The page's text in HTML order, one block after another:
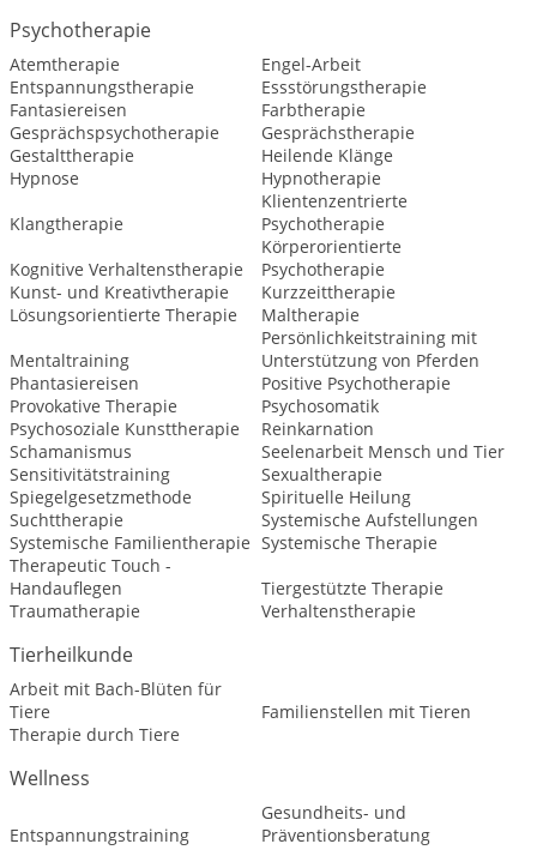
Psychotherapie
Atemtherapie
Engel-Arbeit
Entspannungstherapie
Essstörungstherapie
Fantasiereisen
Farbtherapie
Gesprächspsychotherapie
Gesprächstherapie
Gestalttherapie
Heilende Klänge
Hypnose
Hypnotherapie
Klangtherapie
Klientenzentrierte
Psychotherapie
Kognitive Verhaltenstherapie
Körperorientierte
Psychotherapie
Kunst- und Kreativtherapie
Kurzzeittherapie
Lösungsorientierte Therapie
Maltherapie
Mentaltraining
Persönlichkeitstraining mit
Unterstützung von Pferden
Phantasiereisen
Positive Psychotherapie
Provokative Therapie
Psychosomatik
Psychosoziale Kunsttherapie
Reinkarnation
Schamanismus
Seelenarbeit Mensch und Tier
Sensitivitätstraining
Sexualtherapie
Spiegelgesetzmethode
Spirituelle Heilung
Suchttherapie
Systemische Aufstellungen
Systemische Familientherapie Systemische Therapie
Therapeutic Touch -
Handauflegen
Tiergestützte Therapie
Traumatherapie
Verhaltenstherapie
Tierheilkunde
Arbeit mit Bach-Blüten für
Tiere
Familienstellen mit Tieren
Therapie durch Tiere
Wellness
Entspannungstraining
Gesundheits- und
Präventionsberatung